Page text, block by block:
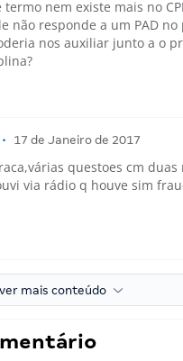
termo nem existe mais no
não responde a um PAD no
nos auxiliar junto a o
• 17 de Janeiro de 2017
questoes cm duas
via rádio q houve sim
ver mais conteúdo